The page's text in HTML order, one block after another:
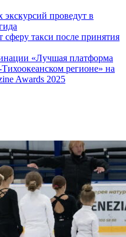
экскурсий проведут в
сферу такси после принятия
«Лучшая платформа
регионе» на
Awards 2025